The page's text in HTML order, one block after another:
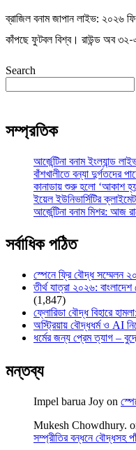
ব্রাজিল বনাম জাপান লাইভ: ২০২৬
কাঁপছে ফুটবল বিশ্ব। রাউন্ড অব
Search
সম্প্রতিক
আর্জেন্টিনা বনাম ইংল্যান্ড
বাঁশখালীতে বন্যা দুর্গতদের
কানাডায় শুরু হলো ‘আকাশ
ইয়েল ইউনিভার্সিটির
আর্জেন্টিনা বনাম মিশর: আজ
সর্বাধিক পঠিত
স্পেনে ফ্রি বৌদ্ধ সম্মেলন
তীর্থ যাত্রা ২০২৬:
(1,847)
ফ্লোরিডা বৌদ্ধ বিহারে
অস্ট্রিয়ায় বৌদ্ধধর্ম ও AI
ধর্মের জন্য প্রেম ত্যাগ –
মন্তব্য
Impel barua Joy on
Mukesh Chowdhury.
সম্প্রীতির বন্ধনে বৌদ্ধসহ